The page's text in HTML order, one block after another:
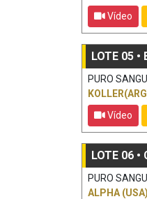
Vídeo
LOTE 05 •
PURO
Vídeo
LOTE 06 •
PURO
ALPHA (USA)